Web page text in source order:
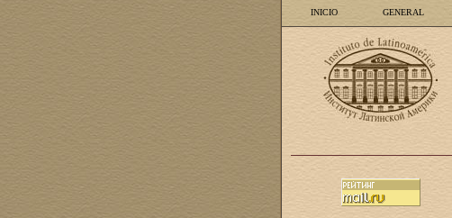
INICIO GENERAL